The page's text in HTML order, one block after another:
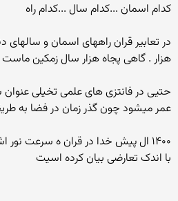
کدام اسمان ...کدام سال ...کدام راه
در تعابیر قران راههای اسمان و سالهای
هزار . گاهی پجاه هزار سال زمکین ماست
حتیی در فانتزی های علمی تخیلی
عمر میشود چون گذر زمان در فضا به
۱۴۰۰ ال پیش خدا در قران ه سرعت نور
با اندک تعارضی بیان کرده اسیت